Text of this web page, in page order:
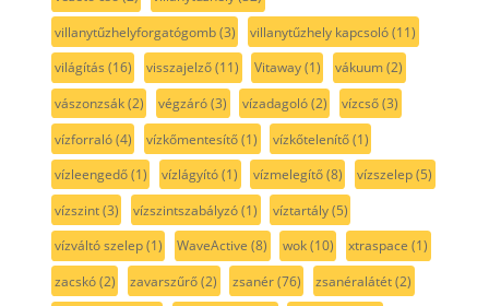
villanytűzhelyforgatógomb(3) villanytűzhely kapcsoló(11)
világítás (16) visszajelző(11) Vitaway(1) vákuum(2)
vászonzsák(2) végzáró(3) vízadagoló(2) vízcső(3)
vízforraló(4) vízkőmentesítő(1) vízkőtelenítő(1)
vízleengedő(1) vízlágyító(1) vízmelegítő(8) vízszelep(5)
vízszint(3) vízszintszabályzó(1) víztartály(5)
vízváltó szelep(1) WaveActive (8) wok(10) xtraspace (1)
zacskó(2) zavarszűrő(2) zsanér(76) zsanéralátét(2)